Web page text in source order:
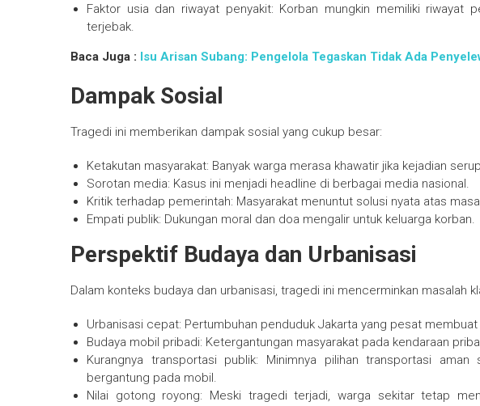
Faktor usia dan riwayat penyakit: Korban mungkin memiliki riwayat
terjebak.
Baca Juga : Isu Arisan Subang: Pengelola Tegaskan Tidak Ada
Dampak Sosial
Tragedi ini memberikan dampak sosial yang cukup besar:
Ketakutan masyarakat: Banyak warga merasa khawatir jika kejadian
Sorotan media: Kasus ini menjadi headline di berbagai media nasional.
Kritik terhadap pemerintah: Masyarakat menuntut solusi nyata atas
Empati publik: Dukungan moral dan doa mengalir untuk keluarga korban.
Perspektif Budaya dan Urbanisasi
Dalam konteks budaya dan urbanisasi, tragedi ini mencerminkan masalah
Urbanisasi cepat: Pertumbuhan penduduk Jakarta yang pesat
Budaya mobil pribadi: Ketergantungan masyarakat pada kendaraan
Kurangnya transportasi publik: Minimnya pilihan transportasi
bergantung pada mobil.
Nilai gotong royong: Meski tragedi terjadi, warga sekitar tetap